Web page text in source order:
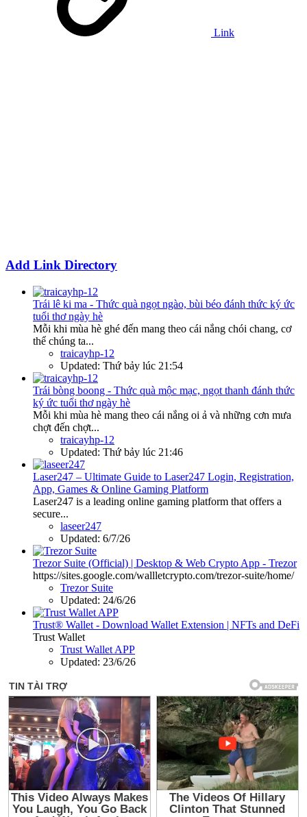
Link
Add Link Directory
Trái lê ki ma - Thức quà ngọt ngào, bùi béo đánh thức ký ức
tuổi thơ ngày hè
Mỗi khi mùa hè ghé đến mang theo cái nắng chói chang, cơ
thể chúng ta...
traicayhp-12
Updated: Thứ bảy lúc 21:54
Trái bòng boong - Thức quà mộc mạc, ngọt thanh đánh thức
ký ức tuổi thơ ngày hè
Mỗi khi mùa hè mang theo cái nắng oi ả và những cơn mưa
chợt đến chợt...
traicayhp-12
Updated: Thứ bảy lúc 21:46
Laser247 – Ultimate Guide to Laser247 Login, Registration,
App, Games & Online Gaming Platform
Laser247 is a leading online gaming platform that offers a
secure...
laseer247
Updated: 6/7/26
Trezor Suite (Official) | Desktop & Web Crypto App - Trezor
https://sites.google.com/wallletcrypto.com/trezor-suite/home/
Trezor Suite
Updated: 24/6/26
Trust® Wallet - Download Wallet Extension | NFTs and DeFi
Trust Wallet
Trust Wallet APP
Updated: 23/6/26